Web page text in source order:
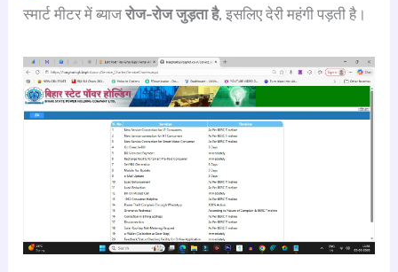
स्मार्ट मीटर में ब्याजरोज-रोज जुड़ता है, इसलिए देरी महंगी पड़ती है।